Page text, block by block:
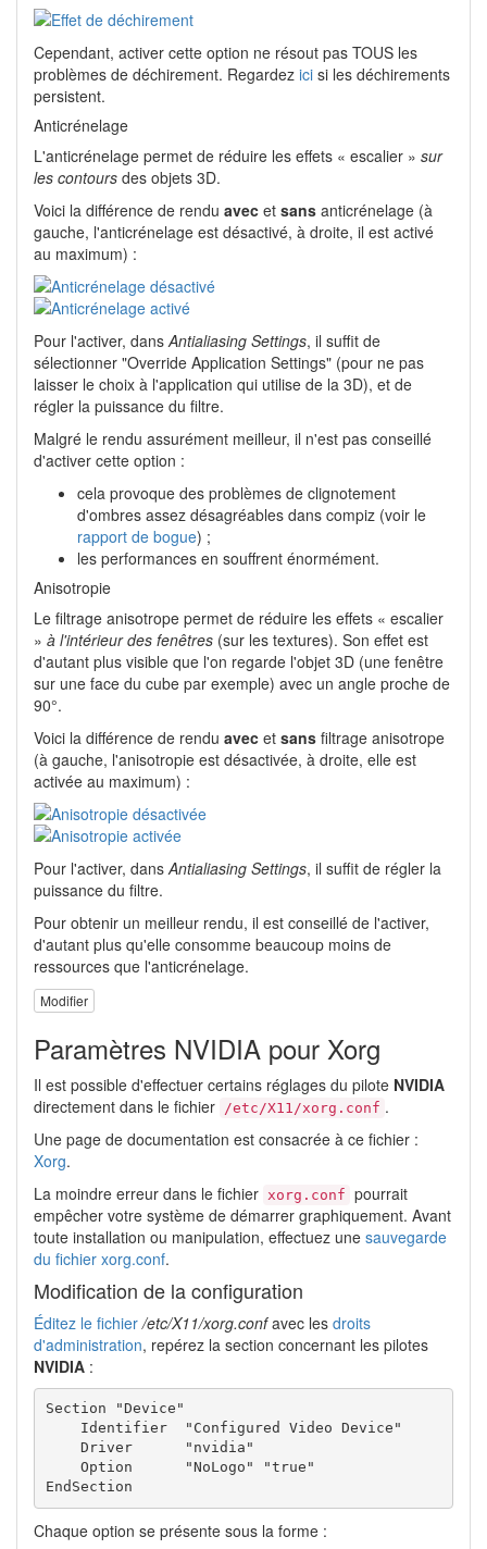
Cependant, activer cette option ne résout pas TOUS les
problèmes de déchirement. Regardez ici si les déchirements
persistent.
Anticrénelage
L'anticrénelage permet de réduire les effets « escalier » sur
les contours des objets 3D.
Voici la différence de rendu avec et sans anticrénelage (à
gauche, l'anticrénelage est désactivé, à droite, il est activé
au maximum) :
Pour l'activer, dans Antialiasing Settings, il suffit de
sélectionner "Override Application Settings" (pour ne pas
laisser le choix à l'application qui utilise de la 3D), et de
régler la puissance du filtre.
Malgré le rendu assurément meilleur, il n'est pas conseillé
d'activer cette option :
cela provoque des problèmes de clignotement
d'ombres assez désagréables dans compiz (voir le
rapport de bogue) ;
les performances en souffrent énormément.
Anisotropie
Le filtrage anisotrope permet de réduire les effets « escalier
» à l'intérieur des fenêtres (sur les textures). Son effet est
d'autant plus visible que l'on regarde l'objet 3D (une fenêtre
sur une face du cube par exemple) avec un angle proche de
90°.
Voici la différence de rendu avec et sans filtrage anisotrope
(à gauche, l'anisotropie est désactivée, à droite, elle est
activée au maximum) :
Pour l'activer, dans Antialiasing Settings, il suffit de régler la
puissance du filtre.
Pour obtenir un meilleur rendu, il est conseillé de l'activer,
d'autant plus qu'elle consomme beaucoup moins de
ressources que l'anticrénelage.
Modifier
Paramètres NVIDIA pour Xorg
Il est possible d'effectuer certains réglages du pilote NVIDIA
directement dans le fichier
/etc/X11/xorg.conf .
Une page de documentation est consacrée à ce fichier :
Xorg.
La moindre erreur dans le fichier xorg.conf pourrait
empêcher votre système de démarrer graphiquement. Avant
toute installation ou manipulation, effectuez une sauvegarde
du fichier xorg.conf.
Modification de la configuration
Éditez le fichier /etc/X11/xorg.confavec les droits
d'administration, repérez la section concernant les pilotes
NVIDIA :
Section "Device"
    Identifier  "Configured Video Device"
    Driver      "nvidia"
    Option      "NoLogo" "true"
EndSection
Chaque option se présente sous la forme :